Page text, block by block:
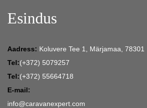
Esindus
Aadress: Koluvere Tee 1, Märjamaa, 78301
Tel:(+372) 5079257
Tel:(+372) 55664718
E-mail:
info@caravanexpert.com